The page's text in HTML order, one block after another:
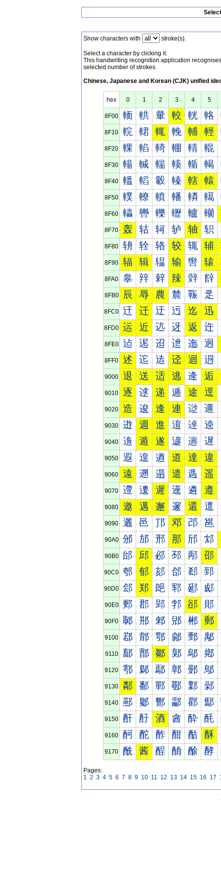
Show characters with stroke(s).
Select a character by clicking it.
This handwriting recognition application
selected number of strokes.
Chinese, Japanese and Korean (CJK) unified
hex 0 1 2 3 4 5
8F00 輀 輁 輂 較 輄 輅
8F10 輐 輑 輒 輓 輔 輕
8F20 輠 輡 輢 輣 輤 輥
8F30 輰 輱 輲 輳 輴 輵
8F40 轀 轁 轂 轃 轄 轅
8F50 轐 轑 轒 轓 轔 轕
8F60 轠 轡 轢 轣 轤 轥
8F70 轰 轱 轲 轳 轴 轵
8F80 辀 辁 辂 较 辄 辅
8F90 辐 辑 辒 输 辔 辕
8FA0 辠 辡 辢 辣 辤 辥
8FB0 辰 辱 農 辳 辴 辵
8FC0 迀 迁 迂 迃 迄 迅
8FD0 运 近 迒 迓 返 迕
8FE0 迠 迡 迢 迣 迤 迥
8FF0 述 迱 迲 迳 迴 迵
9000 退 送 适 逃 逄 逅
9010 逐 逑 递 逓 途 逕
9020 造 逡 逢 連 逤 逥
9030 逰 週 進 逳 逴 逵
9040 遀 遁 遂 遃 遄 遅
9050 遐 遑 遒 道 達 違
9060 遠 遡 遢 遣 遤 遥
9070 遰 遱 遲 遳 遴 遵
9080 邀 邁 邂 邃 還 邅
9090 邐 邑 邒 邓 邔 邕
90A0 邠 邡 邢 那 邤 邥
90B0 邰 邱 邲 邳 邴 邵
90C0 郀 郁 郂 郃 郄 郅
90D0 郐 郑 郒 郓 郔 郕
90E0 郠 郡 郢 郣 郤 郥
90F0 郰 郱 郲 郳 郴 郵
9100 鄀 鄁 鄂 鄃 鄄 鄅
9110 鄐 鄑 鄒 鄓 鄔 鄕
9120 鄠 鄡 鄢 鄣 鄤 鄥
9130 鄰 鄱 鄲 鄳 鄴 鄵
9140 酀 酁 酂 酃 酄 酅
9150 酐 酑 酒 酓 酔 酕
9160 酠 酡 酢 酣 酤 酥
9170 酰 酱 酲 酳 酴 酵
Pages:
1 2 3 4 5 6 7 8 9 10 11 12 13 14 15 16 17